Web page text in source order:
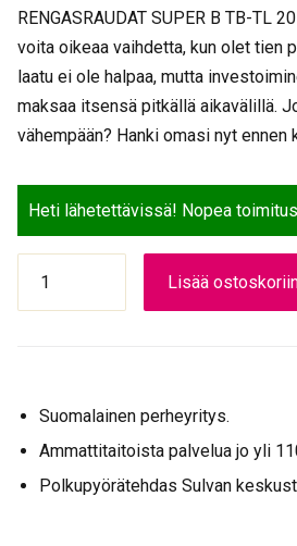
RENGASRAUDAT SUPER B TB-TL
voita oikeaa vaihdetta, kun olet tien
laatu ei ole halpaa, mutta
maksaa itsensä pitkällä aikavälillä.
vähempään? Hanki omasi nyt ennen
Heti lähetettävissä! Nopea
SUPER
B
määrä
Lisää
Suomalainen perheyritys.
Ammattitaitoista palvelua jo yli
Polkupyörätehdas Sulvan